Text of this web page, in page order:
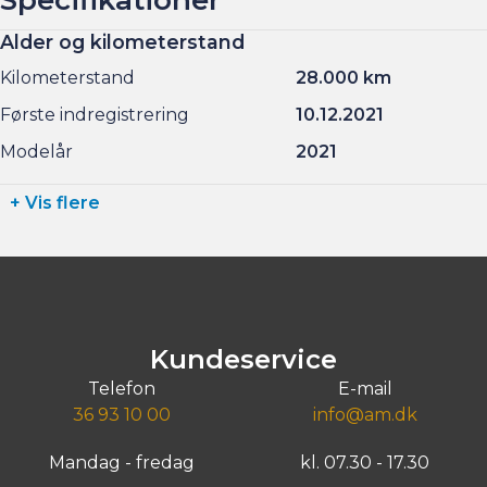
Alder og kilometerstand
Kilometerstand
28.000 km
Første indregistrering
10.12.2021
Modelår
2021
+ Vis flere
Kundeservice
Telefon
36 93 10 00
E-mail
info@am.dk
Mandag - fredag kl. 07.30 - 17.30